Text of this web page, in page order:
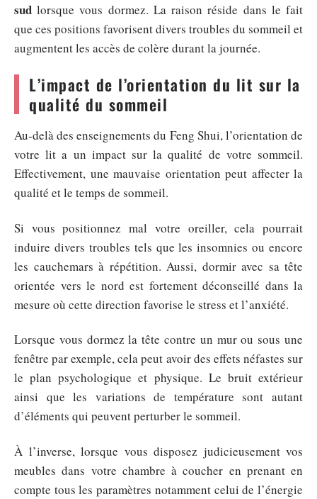
sudlorsque vous dormez. La raison réside dans le fait
que ces positions favorisent divers troubles du sommeil et
augmentent les accès de colère durant la journée.
L’impact de l’orientation du lit sur la
qualité du sommeil
Au-delà des enseignements du Feng Shui, l’orientation de
votre lit a un impact sur la qualité de votre sommeil.
Effectivement, une mauvaise orientation peut affecter la
qualité et le temps de sommeil.
Si vous positionnez mal votre oreiller, cela pourrait
induire divers troubles tels que les insomnies ou encore
les cauchemars à répétition. Aussi, dormir avec sa tête
orientée vers le nord est fortement déconseillé dans la
mesure où cette direction favorise le stress et l’anxiété.
Lorsque vous dormez la tête contre un mur ou sous une
fenêtre par exemple, cela peut avoir des effets néfastes sur
le plan psychologique et physique. Le bruit extérieur
ainsi que les variations de température sont autant
d’éléments qui peuvent perturber le sommeil.
À l’inverse, lorsque vous disposez judicieusement vos
meubles dans votre chambre à coucher en prenant en
compte tous les paramètres notamment celui de l’énergie